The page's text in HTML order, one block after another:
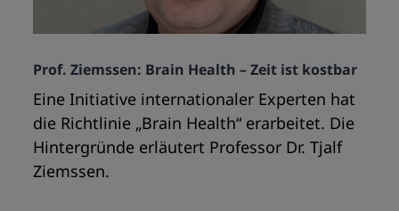
Prof. Ziemssen: Brain Health – Zeit ist kostbar
Eine Initiative internationaler Experten hat
die Richtlinie „Brain Health“ erarbeitet. Die
Hintergründe erläutert Professor Dr. Tjalf
Ziemssen.